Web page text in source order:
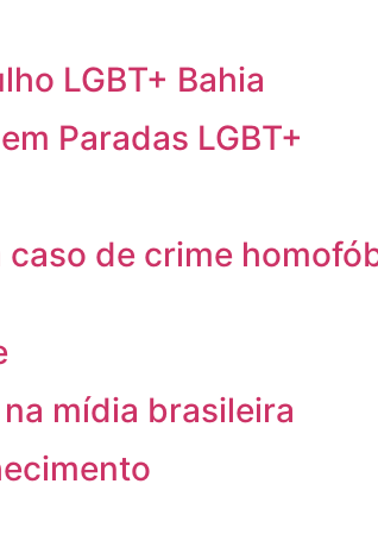
LGBT+ Bahia
Paradas LGBT+
caso de crime
mídia brasileira